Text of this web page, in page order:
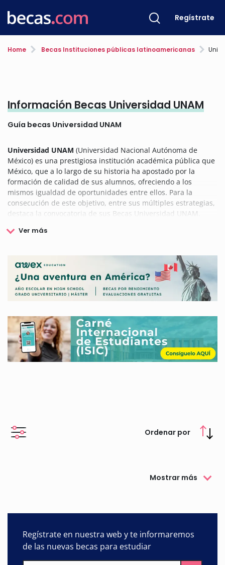
Regístrate
Home Becas Instituciones públicas latinoamericanas
Información Becas Universidad UNAM
Guía becas Universidad UNAM
Universidad UNAM (Universidad Nacional Autónoma de
México) es una prestigiosa institución académica pública que
México, que a lo largo de su historia ha apostado por la
formación de calidad de sus alumnos, ofreciendo a los
mismos igualdad de oportunidades entre ellos. Para la
consecución de este objetivo, entre sus múltiples estrategias,
destaca la convocatoria de sus Becas Universidad UNAM.
Este organismo dispone de distintos centros repartidos por
institución universitaria pública más importante del país,
donde se cuenta con una gran oferta académica. Esta oferta
abarca desde estudios de Bachillerato, a estudios de
Posgrado, ofreciendo además a los alumnos distintos
programas de Idiomas y de Movilidad Estudiantil. Además los
Universidad UNAM, mediante las cuales se les ofrecerá un
apoyo para lograr sus fines académicos.
Si deseas conocer las Becas Universidad UNAM, dirigidas a
facilitar el normal proceso de los estudios de los alumnos,
Ordenar por
Mostrar más
Regístrate en nuestra web y te informaremos
de las nuevas becas para estudiar